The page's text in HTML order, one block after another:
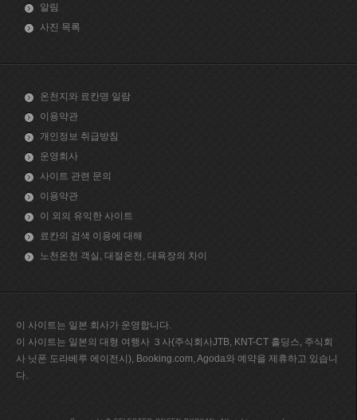
알림
사진 목록
온천지와 료칸명 일람
이용약관
개인정보 취급방침
운영회사
사이트 관련 문의
이용약관
이 외의 유익한 사이트
료칸의 검색 이용에 대해
노천온천 객실, 대절온천, 대욕장의 차이
이 사이트는 일본 회사가 운영합니다.
이 사이트는 일본의 대형 여행사 ３사(주식회사JTB, KNT-CT 홀딩스, 주식회
사 닛폰 도라베루 에이전시), Booking.com, Agoda와 예약을 제휴하고 있습니
다.